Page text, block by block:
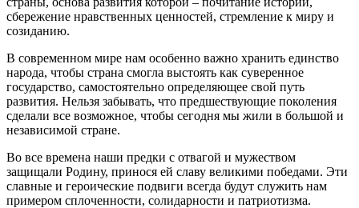
сбережение нравственных ценностей, стремление к миру и
созиданию.
В современном мире нам особенно важно хранить единство
народа, чтобы страна смогла выстоять как суверенное
государство, самостоятельно определяющее свой путь
развития. Нельзя забывать, что предшествующие поколения
сделали все возможное, чтобы сегодня мы жили в большой и
независимой стране.
Во все времена наши предки с отвагой и мужеством
защищали Родину, принося ей славу великими победами. Эти
славные и героические подвиги всегда будут служить нам
примером сплоченности, солидарности и патриотизма.